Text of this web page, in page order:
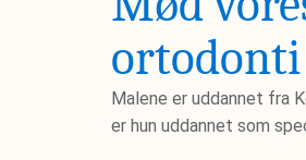
ortodonti
Malene er uddannet fra
er hun uddannet som